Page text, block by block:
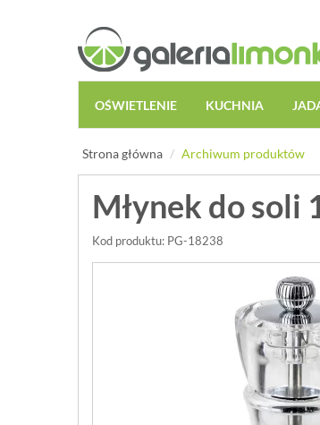
OŚWIETLENIE KUCHNIA
Strona główna Archiwum produktów
Młynek do
Kod produktu: PG-18238